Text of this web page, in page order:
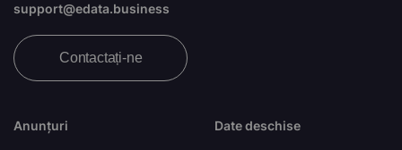
Anunțuri Date deschise
support@edata.business
Contactați-ne